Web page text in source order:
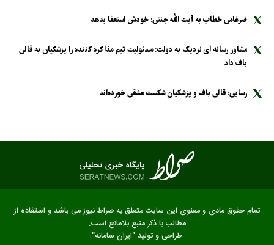
ضرغامی خطاب به آیت الله جنتی: خودش استعفا بدهد
مشاور رسانه ای نزدیک به دولت: مسئولیت تیم مذاکره کننده را پزشکیان به قالی
باف داد
رسایی: قالی باف و پزشکیان شکست عشقی خورده‌اند
تمام حقوق مادی و معنوی این سایت متعلق به صراط نیوز می باشد و استفاده از
مطالب با ذکر منبع بلامانع است.
طراحی و تولید"ایران سامانه"